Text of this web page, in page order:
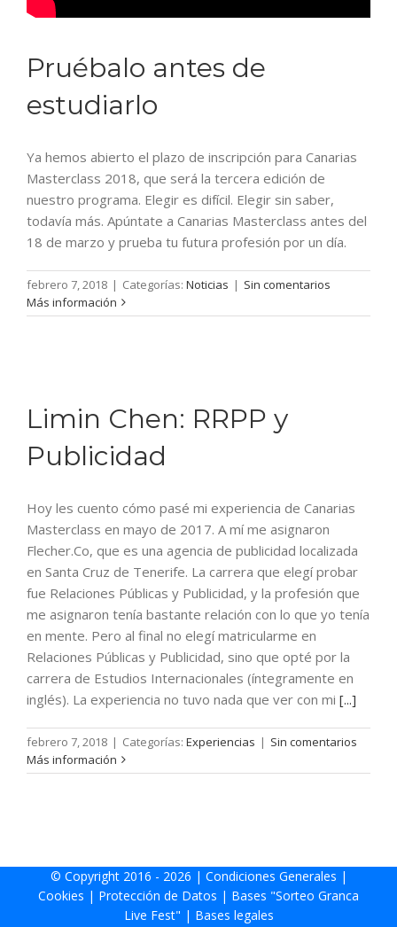
Pruébalo antes de
estudiarlo
Ya hemos abierto el plazo de inscripción para Canarias
Masterclass 2018, que será la tercera edición de
nuestro programa. Elegir es difícil. Elegir sin saber,
todavía más. Apúntate a Canarias Masterclass antes del
18 de marzo y prueba tu futura profesión por un día.
febrero 7, 2018 | Categorías: Noticias | Sin comentarios
Más información
Limin Chen: RRPP y
Publicidad
Hoy les cuento cómo pasé mi experiencia de Canarias
Masterclass en mayo de 2017. A mí me asignaron
Flecher.Co, que es una agencia de publicidad localizada
en Santa Cruz de Tenerife. La carrera que elegí probar
fue Relaciones Públicas y Publicidad, y la profesión que
me asignaron tenía bastante relación con lo que yo tenía
en mente. Pero al final no elegí matricularme en
Relaciones Públicas y Publicidad, sino que opté por la
carrera de Estudios Internacionales (íntegramente en
inglés). La experiencia no tuvo nada que ver con mi [...]
febrero 7, 2018 | Categorías: Experiencias | Sin comentarios
Más información
© Copyright 2016 - 2026 | Condiciones Generales |
Cookies | Protección de Datos | Bases "Sorteo Granca
Live Fest" | Bases legales